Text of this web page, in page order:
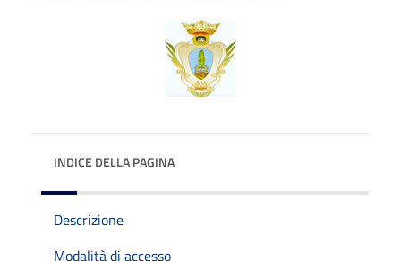
INDICE DELLA PAGINA
Descrizione
Modalità di accesso